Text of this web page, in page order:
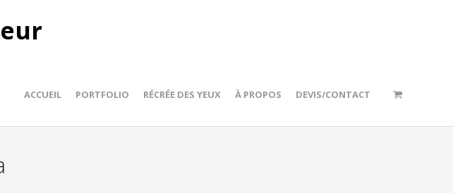
ACCUEIL PORTFOLIO RÉCRÉE DES YEUX À PROPOS DEVIS/CONTACT